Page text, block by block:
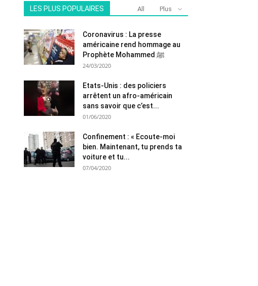
LES PLUS POPULAIRES All Plus
Coronavirus : La presse
américaine rend hommage au
Prophète Mohammed ﷺ
24/03/2020
Etats-Unis : des policiers
arrêtent un afro-américain
sans savoir que c’est...
01/06/2020
Confinement : « Ecoute-moi
bien. Maintenant, tu prends ta
voiture et tu...
07/04/2020